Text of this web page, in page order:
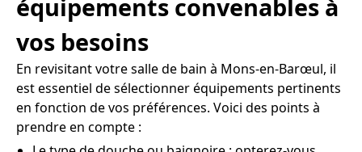
équipements convenables à
vos besoins
En revisitant votre salle de bain à Mons-en-Barœul, il
est essentiel de sélectionner équipements pertinents
en fonction de vos préférences. Voici des points à
prendre en compte :